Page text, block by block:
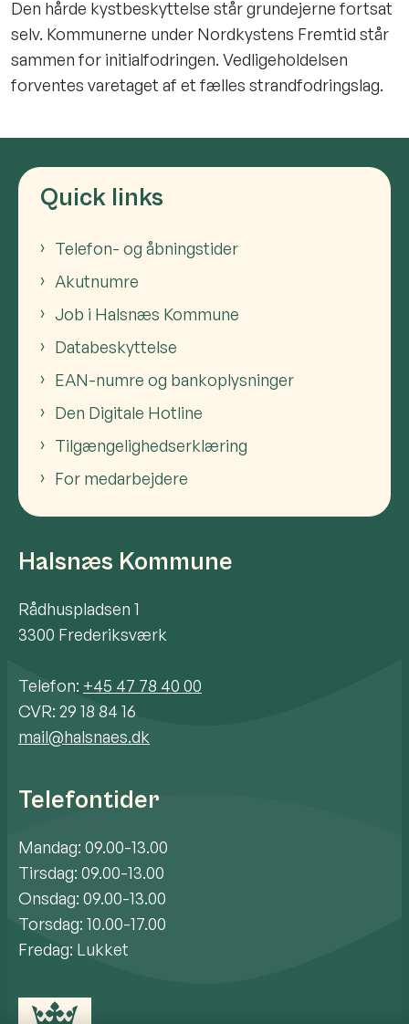
Den hårde kystbeskyttelse står grundejerne fortsat
selv. Kommunerne under Nordkystens Fremtid står
sammen for initialfodringen. Vedligeholdelsen
forventes varetaget af et fælles strandfodringslag.
Quick links
Telefon- og åbningstider
Akutnumre
Job i Halsnæs Kommune
Databeskyttelse
EAN-numre og bankoplysninger
Den Digitale Hotline
Tilgængelighedserklæring
For medarbejdere
Halsnæs Kommune
Rådhuspladsen 1
3300 Frederiksværk
Telefon: +45 47 78 40 00
CVR: 29 18 84 16
mail@halsnaes.dk
Telefontider
Mandag: 09.00-13.00
Tirsdag: 09.00-13.00
Onsdag: 09.00-13.00
Torsdag: 10.00-17.00
Fredag: Lukket